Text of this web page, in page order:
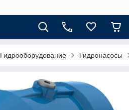
Гидрооборудование Гидронасосы